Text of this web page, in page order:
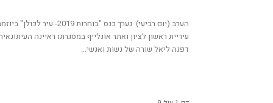
הערב (יום רביעי) נערך כנס "בוחרות 2019- עיר לכולן"
עיריית ראשון לציון ואתר אונלייף במסגרתו ראיינה
דפנה ליאל שורה של נשות ואנשי...